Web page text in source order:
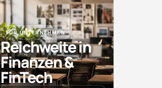
FÜR UNTERNEHMEN
Reichweite in
Finanzen &
FinTech